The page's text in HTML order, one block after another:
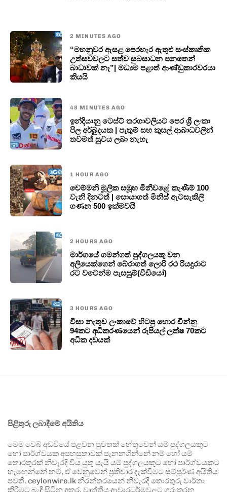
2 MINUTES AGO
“මහනුවර ඇසළ පෙරහැර ඇතුළු සංස්කෘතික
උත්සවවලට සත්ව සුබසාධන පනතෙන්
බාධාවක් නෑ”| මධ්‍යම පළාත් ආණ්ඩුකාරවරයා
කියයි
48 MINUTES AGO
ඉන්දියානු ටෙස්ට් තරගාවලියට පෙර ශ්‍රී ලංකා
පිල අර්බුදයක | පැතුම් සහ කුසල් ආබාධවලින්
තවමත් සුවය ලබා නැහැ
1 HOUR AGO
චෙම්මනි මූලික සමූහ මිනීවළේ කැණීම් 100
වැනි දිනටත් | සොයාගත් මිනිස් ඇටසැකිලි
ගණන 500 ඉක්මවයි
2 HOURS AGO
මාර්ගයේ ගමන්ගත් පුද්ගලයකු වන
අලියෙක්ගෙන් බේරාගත් ලොරි රථ රියදුරාට
රට වටෙන්ම පැසසුම්(වීඩියෝ)
3 HOURS AGO
වීසා නැතුව ලංකාවේ හිටපු හොර චීන්නු
94කට අධිකරණයෙන් රුපියල් ලක්ෂ 70කට
අධික දඩයක්
පිළිතුරු ලබාදීමේ අයිතිය
මෙම වෙබ් අඩවියේ පළවන පුවතක් හේතුවෙන් යම් පුද්ගලයකුට
හෝ පාර්ශ්වයක අපහසුතාවක් පැනනගින්නේ නම් හෝ යම්
තොරතුරක් නිවැරදි විය යුතු යැයි යම් පුද්ගලයකුට හෝ පාර්ශ්වයකට
හැඟෙන්නේ නම්, ඒ වෙනුවෙන් ප්‍රතිචාර දැක්වීමට සම්පූර්ණ අයිතිය
පවතී. ceylonwire.lk නිරන්තරයෙන් නිවැරදි තොරතුරු වාර්තා
කිරීමට බැඳී සිටින අතර, වෘත්තීය ආචාරධර්මවලට ගරුකරන